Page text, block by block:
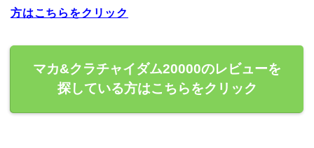
方はこちらをクリック
マカ&クラチャイダム20000のレビューを
探している方はこちらをクリック